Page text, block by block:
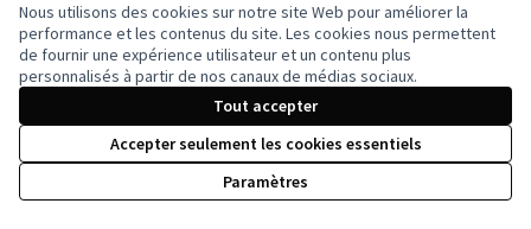
Nous utilisons des cookies sur notre site Web pour améliorer la
performance et les contenus du site. Les cookies nous permettent
de fournir une expérience utilisateur et un contenu plus
personnalisés à partir de nos canaux de médias sociaux.
Tout accepter
Accepter seulement les cookies essentiels
Paramètres
Conditions d'utilisation
Paramètres des cookies
Site réalisé grâce aulogiciel libre Decidim .
Licence
(Lien